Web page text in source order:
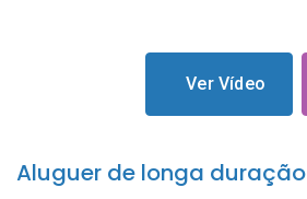
Ver Vídeo
Aluguer de longa duração